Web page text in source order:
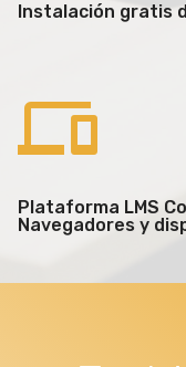
Instalación gratis
Plataforma LMS
Navegadores y